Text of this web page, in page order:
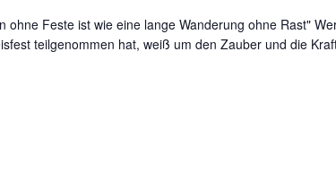
Mondfeste
feiern
ohne Feste ist wie eine lange Wanderung ohne Rast"
teilgenommen hat, weiß um den Zauber und die